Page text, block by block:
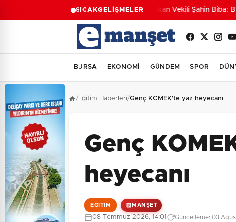
SICAKGELİŞMELERBaşkan Vekili Şahin Biba:
BURSA EKONOMİ GÜNDEM SPOR
/Eğitim Haberleri/Genç KOMEK'te yaz heyecanı
Genç
heyecanı
EĞITIM MANŞET
08 Temmuz 2026, 14:01 Güncelleme: 03